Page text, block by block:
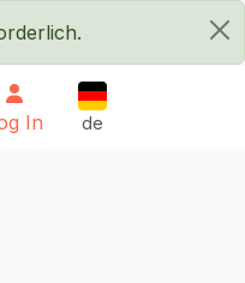
×
In de
Deutsch